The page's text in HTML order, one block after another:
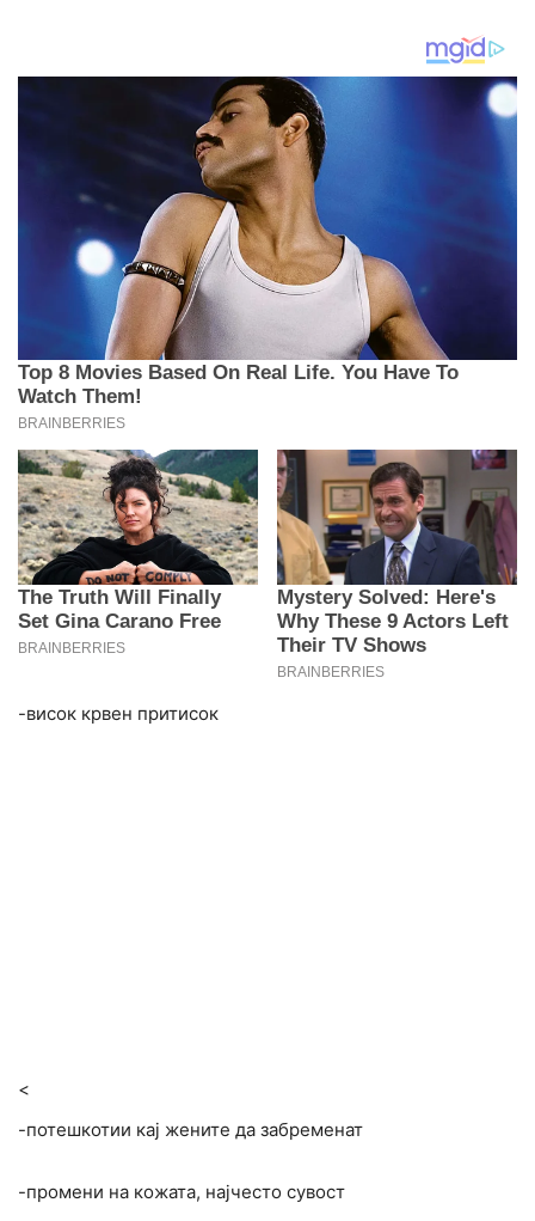
-висок крвен притисок
<
-потешкотии кај жените да забременат
-промени на кожата, најчесто сувост